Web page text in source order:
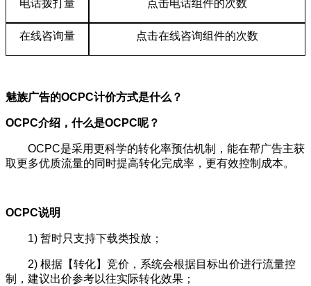
电话拨打量 点击电话组件的次数
在线咨询量 点击在线咨询组件的次数
魅族广告的OCPC计价方式是什么？
OCPC介绍，什么是OCPC呢？
OCPC是采用更科学的转化率预估机制，能在帮广告主获
取更多优质流量的同时提高转化完成率，更有效控制成本。
OCPC说明
1) 暂时只支持下载类投放；
2) 根据【转化】竞价，系统会根据目标出价进行流量控
制，建议出价参考以往实际转化效果；